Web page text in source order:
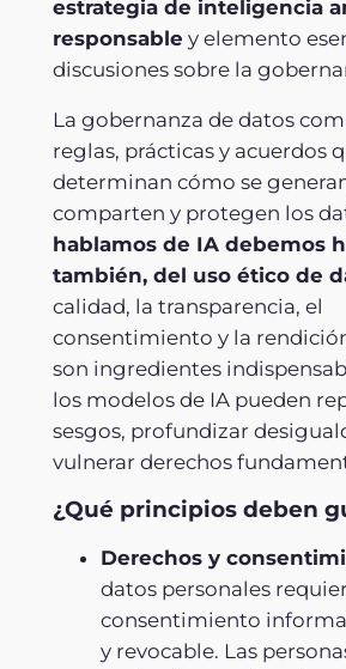
estrategia de inteligencia
responsable y elemento
discusiones sobre la
La gobernanza de datos
reglas, prácticas y acuerdos
determinan cómo se
comparten y protegen los
hablamos de IA debemos
también, del uso ético de
calidad, la transparencia, el
consentimiento y la
son ingredientes
los modelos de IA pueden
sesgos, profundizar
vulnerar derechos
¿Qué principios deben
Derechos y
datos personales
consentimiento
y revocable. Las